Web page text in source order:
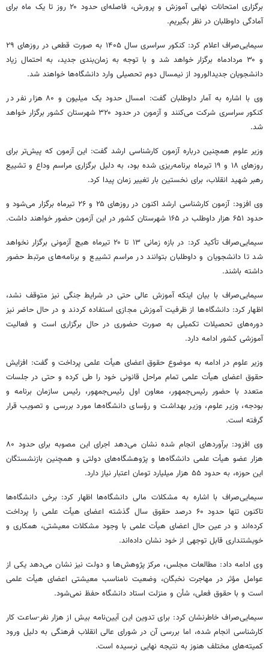
برگزاری امتحانات نهایی آموزش و پرورش، فاصله‌ای حدود ۲۰ روز تا یک ماه برای
آمادگی داوطلبان در نظر بگیریم.
سیمایی‌صراف اعلام کرد: کنکور سراسری سال ۱۴۰۵ به صورت قطعی در روزهای ۲۹
و ۳۰ مردادماه برگزار خواهد شد و با توجه به زمان‌بندی جدید، به احتمال زیاد
دانشجویان جدیدالورود از نیمسال دوم تحصیلی وارد دانشگاه‌ها خواهند شد.
وی با اشاره به آمار داوطلبان گفت: امسال حدود یک میلیون و ۸۰ هزار نفر در
کنکور سراسری شرکت می‌کنند و آزمون در حدود ۳۲۰ شهرستان کشور برگزار خواهد
شد.
وزیر علوم همچنین درباره آزمون کارشناسی ارشد گفت: این آزمون که پیش‌تر برای
روزهای ۱۸ و ۱۹ تیرماه برنامه‌ریزی شده بود، به دلیل برگزاری مراسم وداع و تشییع
رهبر شهید انقلاب، برای نخستین بار تغییر زمان پیدا کرد.
وی افزود: آزمون کارشناسی ارشد اکنون در روزهای ۲۵ و ۲۶ تیرماه برگزار می‌شود و
حدود ۶۵۱ هزار داوطلب در ۱۶۵ شهرستان کشور در این آزمون حضور خواهند داشت.
سیمایی‌صراف تأکید کرد: در بازه زمانی ۱۳ تا ۲۰ تیرماه هیچ آزمونی برگزار نخواهد
شد تا دانشجویان و داوطلبان بتوانند در مراسم تشییع و برنامه‌های مرتبط حضور
داشته باشند.
سیمایی‌صراف با بیان اینکه آموزش عالی حتی در شرایط جنگی نیز متوقف نشد،
اظهار کرد: دانشگاه‌ها از ظرفیت آموزش مجازی استفاده کردند و در حال حاضر نیز
دوره‌های تحصیلات تکمیلی به صورت حضوری در حال برگزاری است و فعالیت
آموزشی کشور ادامه دارد.
وزیر علوم در ادامه به موضوع حقوق اعضای هیأت علمی پرداخت و گفت: افزایش
حقوق اعضای هیأت علمی تمام مراحل قانونی خود را طی کرده و حتی در جلسات
متعدد با حضور رئیس‌جمهور، معاون اول رئیس‌جمهور، رئیس سازمان برنامه و
بودجه، وزیر علوم، وزیر بهداشت و رؤسای دانشگاه‌ها مورد بررسی و تصویب قرار
گرفته است.
وی افزود: برآوردهای انجام شده نشان می‌دهد اجرای این مصوبه برای حدود ۸۰
هزار عضو هیأت علمی دانشگاه‌ها و پژوهشگاه‌های دولتی و همچنین بازنشستگان
این حوزه، به حدود ۵۵ هزار میلیارد تومان اعتبار نیاز دارد.
سیمایی‌صراف با اشاره به مشکلات مالی دانشگاه‌ها اظهار کرد: برخی دانشگاه‌ها
تاکنون تنها حدود ۶۰ درصد حقوق سال گذشته اعضای هیأت علمی را پرداخت
کرده‌اند و در عین حال اعضای هیأت علمی با وجود مشکلات معیشتی، همکاری و
خویشتنداری قابل توجهی از خود نشان داده‌اند.
وی ادامه داد: مطالعات مجلس، مرکز پژوهش‌ها و دولت نیز نشان می‌دهد یکی از
عوامل مؤثر در مهاجرت نخبگان، وضعیت نامناسب معیشتی اعضای هیأت علمی
است و با حقوق فعلی، شأن و منزلت استاد دانشگاه حفظ نمی‌شود.
سیمایی‌صراف خاطرنشان کرد: برای تدوین این آیین‌نامه بیش از هزار نفر-ساعت کار
کارشناسی انجام شده، اما بررسی آن در شورای عالی انقلاب فرهنگی به دلیل ورود
کمیته‌های مختلف هنوز به نتیجه نهایی نرسیده است.